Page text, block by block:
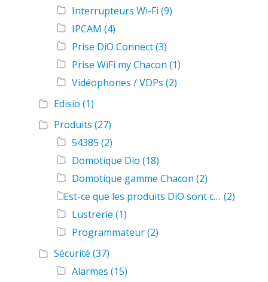
Interrupteurs Wi-Fi (9)
IPCAM (4)
Prise DiO Connect(3)
Prise WiFi my Chacon (1)
Vidéophones / VDPs (2)
Edisio (1)
Produits (27)
54385 (2)
Domotique Dio (18)
Domotique gamme Chacon (2)
Est-ce que les produits DiO sont compatibles avec Amazon Alexa ou Google Home ? (2)
Lustrerie (1)
Programmateur(2)
Sécurité (37)
Alarmes (15)